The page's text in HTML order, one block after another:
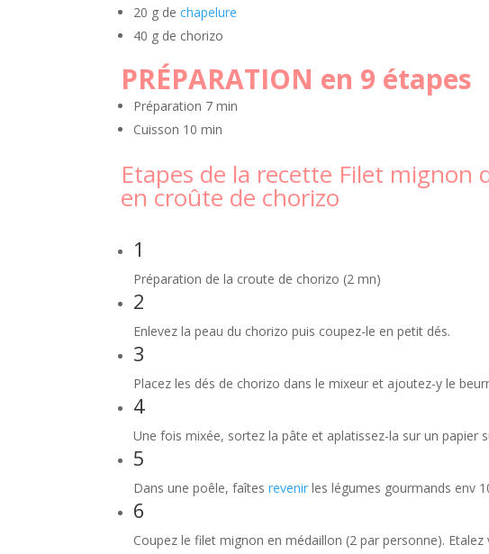
20 g dechapelure
40 g de chorizo
PRÉPARATION en 9 étapes
Préparation 7 min
Cuisson 10 min
Etapes de la recette Filet
en croûte de chorizo
1
Préparation de la croute de chorizo (2 mn)
2
Enlevez la peau du chorizo puis coupez-le en petit dés.
3
Placez les dés de chorizo dans le mixeur et ajoutez-y le
4
Une fois mixée, sortez la pâte et aplatissez-la sur un papier
5
Dans une poêle, faîtesrevenir les légumes gourmands env
6
Coupez le filet mignon en médaillon (2 par personne).